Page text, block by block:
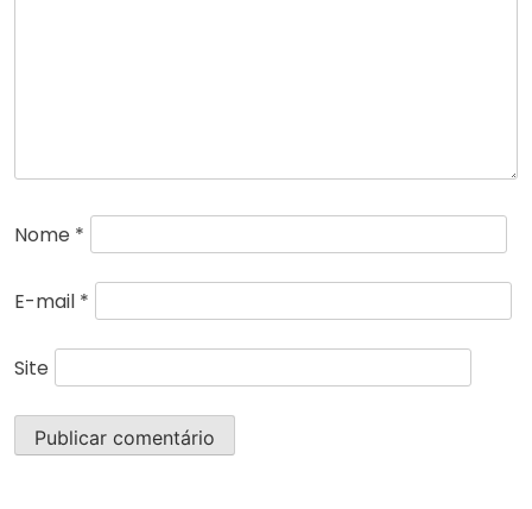
Nome *
E-mail *
Site